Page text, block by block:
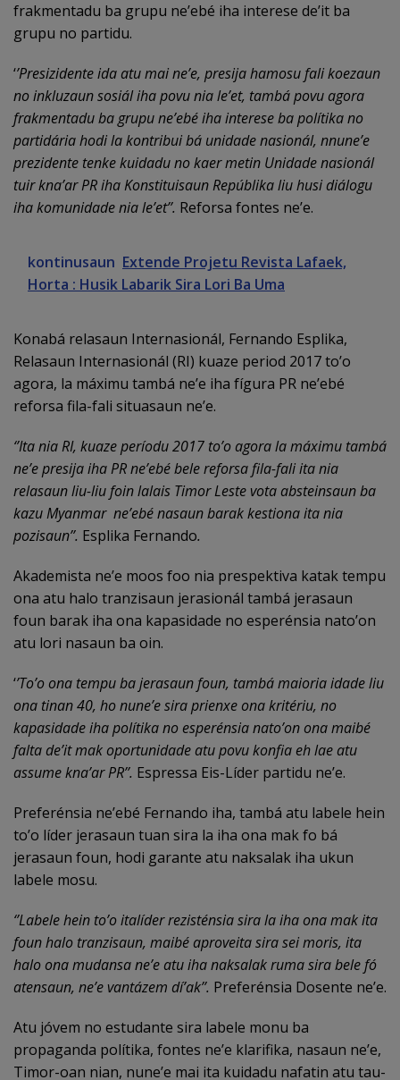
frakmentadu ba grupu ne’ebé iha interese de’it ba
grupu no partidu.
‘’Presizidente ida atu mai ne’e, presija hamosu fali koezaun
no inkluzaun sosiál iha povu nia le’et, tambá povu agora
frakmentadu ba grupu ne’ebé iha interese ba polítika no
partidária hodi la kontribui bá unidade nasionál, nnune’e
prezidente tenke kuidadu no kaer metin Unidade nasionál
tuir kna’ar PR iha Konstituisaun Repúblika liu husi diálogu
iha komunidade nia le’et’’. Reforsa fontes ne’e.
kontinusaun Extende Projetu Revista Lafaek,
Horta : Husik Labarik Sira Lori Ba Uma
Konabá relasaun Internasionál, Fernando Esplika,
Relasaun Internasionál (RI) kuaze period 2017 to’o
agora, la máximu tambá ne’e iha fígura PR ne’ebé
reforsa fila-fali situasaun ne’e.
‘’Ita nia RI, kuaze períodu 2017 to’o agora la máximu tambá
ne’e presija iha PR ne’ebé bele reforsa fila-fali ita nia
relasaun liu-liu foin lalais Timor Leste vota absteinsaun ba
kazu Myanmar ne’ebé nasaun barak kestiona ita nia
pozisaun’’. Esplika Fernando.
Akademista ne’e moos foo nia prespektiva katak tempu
ona atu halo tranzisaun jerasionál tambá jerasaun
foun barak iha ona kapasidade no esperénsia nato’on
atu lori nasaun ba oin.
‘’To’o ona tempu ba jerasaun foun, tambá maioria idade liu
ona tinan 40, ho nune’e sira prienxe ona kritériu, no
kapasidade iha polítika no esperénsia nato’on ona maibé
falta de’it mak oportunidade atu povu konfia eh lae atu
assume kna’ar PR’’. Espressa Eis-Líder partidu ne’e.
Preferénsia ne’ebé Fernando iha, tambá atu labele hein
to’o líder jerasaun tuan sira la iha ona mak fo bá
jerasaun foun, hodi garante atu naksalak iha ukun
labele mosu.
‘’Labele hein to’o italíder rezisténsia sira la iha ona mak ita
foun halo tranzisaun, maibé aproveita sira sei moris, ita
halo ona mudansa ne’e atu iha naksalak ruma sira bele fó
atensaun, ne’e vantázem dí’ak’’. Preferénsia Dosente ne’e.
Atu jóvem no estudante sira labele monu ba
propaganda polítika, fontes ne’e klarifika, nasaun ne’e,
Timor-oan nian, nune’e mai ita kuidadu nafatin atu tau-